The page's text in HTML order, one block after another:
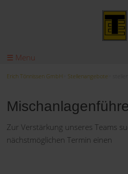
☰ Menu
Erich Tönnissen GmbH Stellenangebote
Zur Verstärkung unseres Teams
nächstmöglichen Termin einen